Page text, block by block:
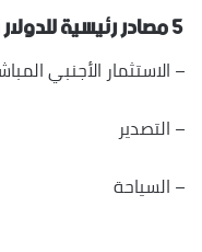
5 مصادر رئيسية للدولار (
– الاستثمار الأجنبي
– التصدير
– السياحة